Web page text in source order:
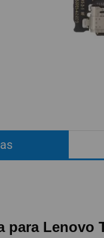
para Lenovo